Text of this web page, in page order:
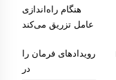
هنگام راه‌اندازی
عامل تزریق می‌کند
رویدادهای فرمان را
در